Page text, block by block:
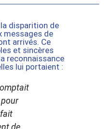
la disparition de
messages de
arrivés. Ce
et sincères
reconnaissance
lui portaient :
de